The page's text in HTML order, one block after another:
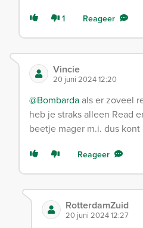
1 Reageer
Vincie
20 juni 2024 12:20
@Bombardaals er zoveel
heb je straks alleen Read
beetje mager m.i. dus
Reageer
RotterdamZuid
20 juni 2024 12:27